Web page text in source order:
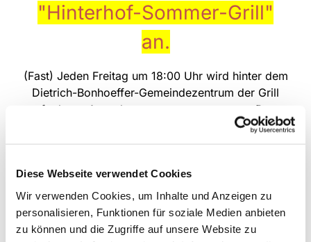
Diese Webseite verwendet Cookies
Wir verwenden Cookies, um Inhalte und Anzeigen zu
personalisieren, Funktionen für soziale Medien anbieten
zu können und die Zugriffe auf unsere Website zu
"Hinterhof-Sommer-Grill"
an.
(Fast) Jeden Freitag um 18:00 Uhr wird hinter dem
Dietrich-Bonhoeffer-Gemeindezentrum der Grill
aufgebaut. Ausnahme nur, wenn es regnet. Dann
wird das Grillen hier auf der Homepage abgesagt.
18.07.2025 um 18:00 Uhr
25.07.2025 um 18:00 Uhr
01.08.2025 um 18:00 Uhr
08.08.2025 um 18:00 Uhr